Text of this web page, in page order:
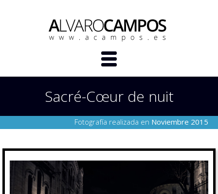
Sacré-Cœur de nuit
Fotografía realizada en Noviembre 2015